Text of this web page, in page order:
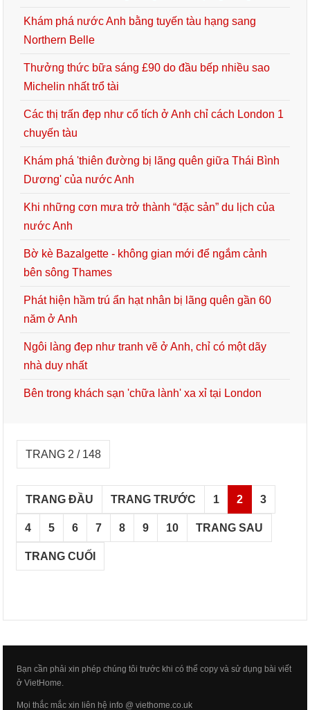
Khám phá nước Anh bằng tuyến tàu hạng sang
Northern Belle
Thưởng thức bữa sáng £90 do đầu bếp nhiều sao
Michelin nhất trổ tài
Các thị trấn đẹp như cổ tích ở Anh chỉ cách London 1
chuyến tàu
Khám phá 'thiên đường bị lãng quên giữa Thái Bình
Dương' của nước Anh
Khi những cơn mưa trở thành “đặc sản” du lịch của
nước Anh
Bờ kè Bazalgette - không gian mới để ngắm cảnh
bên sông Thames
Phát hiện hầm trú ẩn hạt nhân bị lãng quên gần 60
năm ở Anh
Ngôi làng đẹp như tranh vẽ ở Anh, chỉ có một dãy
nhà duy nhất
Bên trong khách sạn 'chữa lành' xa xỉ tại London
TRANG 2 / 148
TRANG ĐẦU TRANG TRƯỚC 1 2 3
4 5 6 7 8 9 10 TRANG SAU
TRANG CUỐI
Bạn cần phải xin phép chúng tôi trước khi có thể copy và sử dụng bài viết
ở VietHome.
Mọi thắc mắc xin liên hệ info @ viethome.co.uk